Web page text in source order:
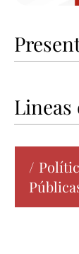
Lineas